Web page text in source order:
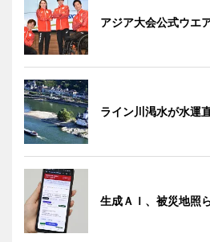
アジア大会公式ウエ
ライン川渇水が水運
生成ＡＩ、被災地照